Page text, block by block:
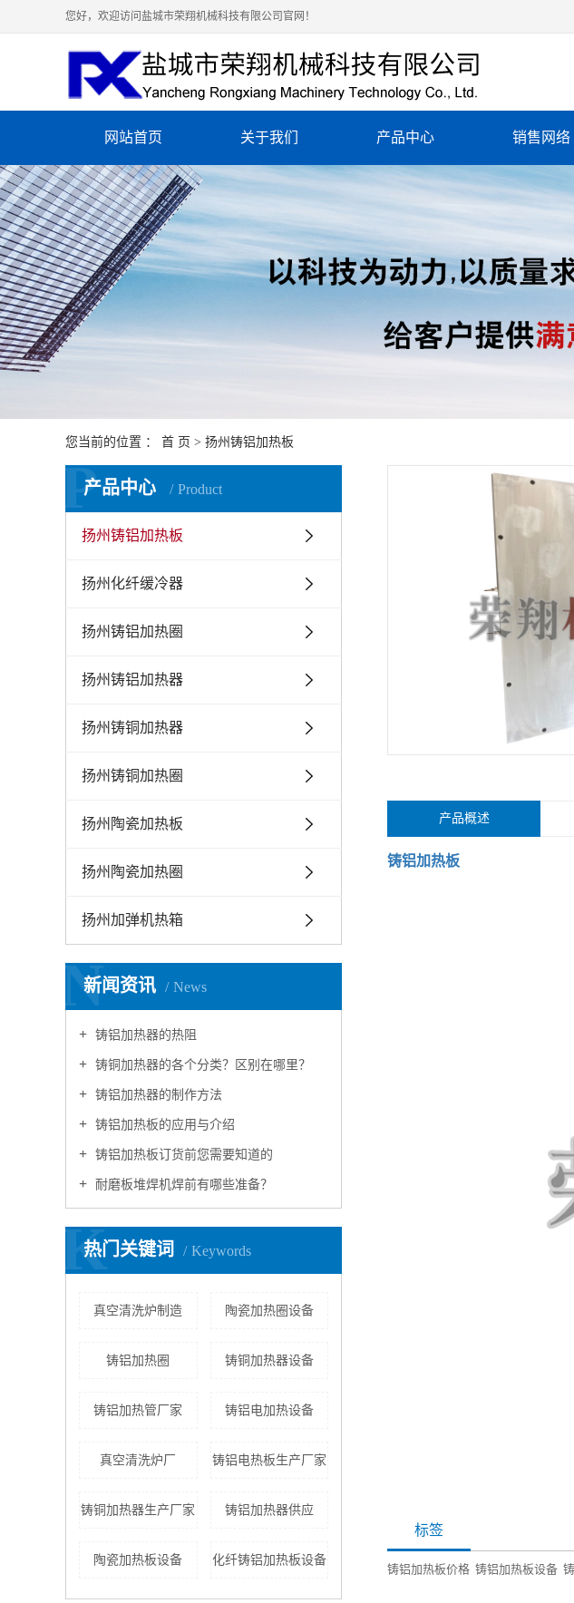
您好，欢迎访问盐城市荣翔机械科技有限公司官网！
网站首页 关于我们
公司简介
营业执照
资质荣誉
产品中心
扬州铸铝加热板
扬州铸铝加热圈
扬州铸铝加热器
扬州铸铜加热器
扬州铸铜加热圈
销售网络
销售网络
您当前的位置 ： 首 页 > 扬州铸铝加热板
产品中心 Product
P
扬州铸铝加热板
扬州化纤缓冷器
扬州铸铝加热圈
扬州铸铝加热器
扬州铸铜加热器
扬州铸铜加热圈
扬州陶瓷加热板
扬州陶瓷加热圈
扬州加弹机热箱
新闻资讯 News
N
铸铝加热器的热阻
铸铜加热器的各个分类？区别在哪里？
铸铝加热器的制作方法
铸铝加热板的应用与介绍
铸铝加热板订货前您需要知道的
耐磨板堆焊机焊前有哪些准备？
热门关键词 Keywords
K
真空清洗炉制造 陶瓷加热圈设备
铸铝加热圈 铸铜加热器设备
铸铝加热管厂家 铸铝电加热设备
真空清洗炉厂 铸铝电热板生产厂家
铸铜加热器生产厂家 铸铝加热器供应
陶瓷加热板设备 化纤铸铝加热板设备
产品概述
铸铝加热板
标签
铸铝加热板价格 铸铝加热板设备